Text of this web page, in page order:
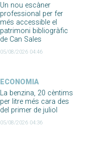
Un nou escàner
professional per fer
més accessible el
patrimoni bibliogràfic
de Can Sales
05/08/2026 04:46
ECONOMIA
La benzina, 20 cèntims
per litre més cara des
del primer de juliol
05/08/2026 04:36